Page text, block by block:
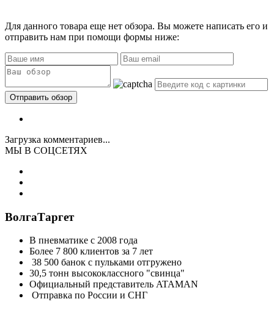
Для данного товара еще нет обзора. Вы можете написать его и
отправить нам при помощи формы ниже:
Загрузка комментариев...
МЫ В СОЦСЕТЯХ
ВолгаТаргет
В пневматике с 2008 года
Более 7 800 клиентов за 7 лет
38 500 банок с пульками отгружено
30,5 тонн высококлассного "свинца"
Официальный представитель ATAMAN
Отправка по России и СНГ